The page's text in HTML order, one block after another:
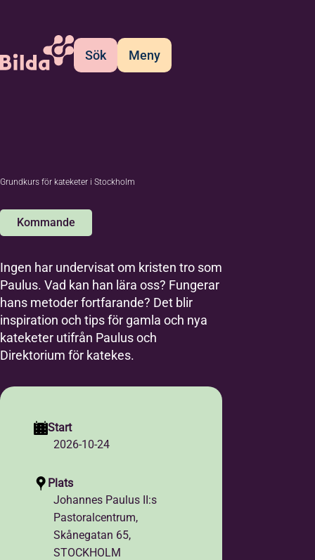
Sök Meny
Grundkurs för kateketer i Stockholm
Kommande
Ingen har undervisat om kristen tro som
Paulus. Vad kan han lära oss? Fungerar
hans metoder fortfarande? Det blir
inspiration och tips för gamla och nya
kateketer utifrån Paulus och
Direktorium för katekes.
Start
2026-10-24
Plats
Johannes Paulus II:s
Pastoralcentrum,
Skånegatan 65,
STOCKHOLM